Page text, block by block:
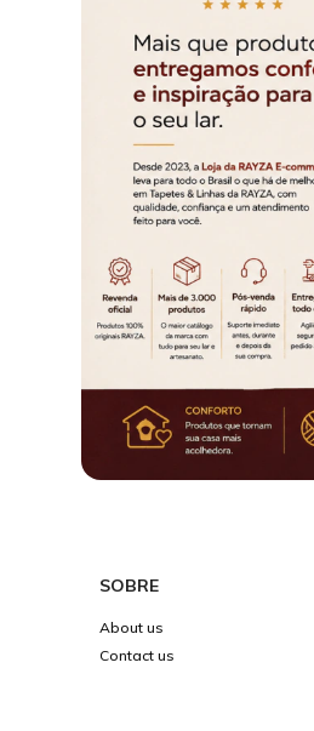
SOBRE
About us
Contact us